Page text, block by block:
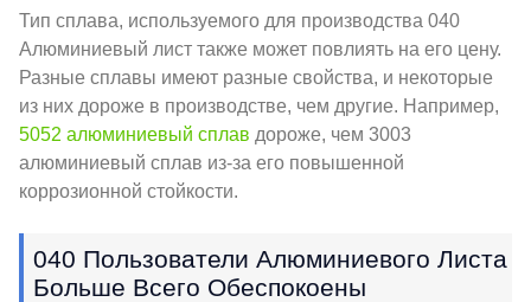
Тип сплава, используемого для производства 040
Алюминиевый лист также может повлиять на его цену.
Разные сплавы имеют разные свойства, и некоторые
из них дороже в производстве, чем другие. Например,
5052 алюминиевый сплав дороже, чем 3003
алюминиевый сплав из-за его повышенной
коррозионной стойкости.
040 Пользователи Алюминиевого Листа
Больше Всего Обеспокоены